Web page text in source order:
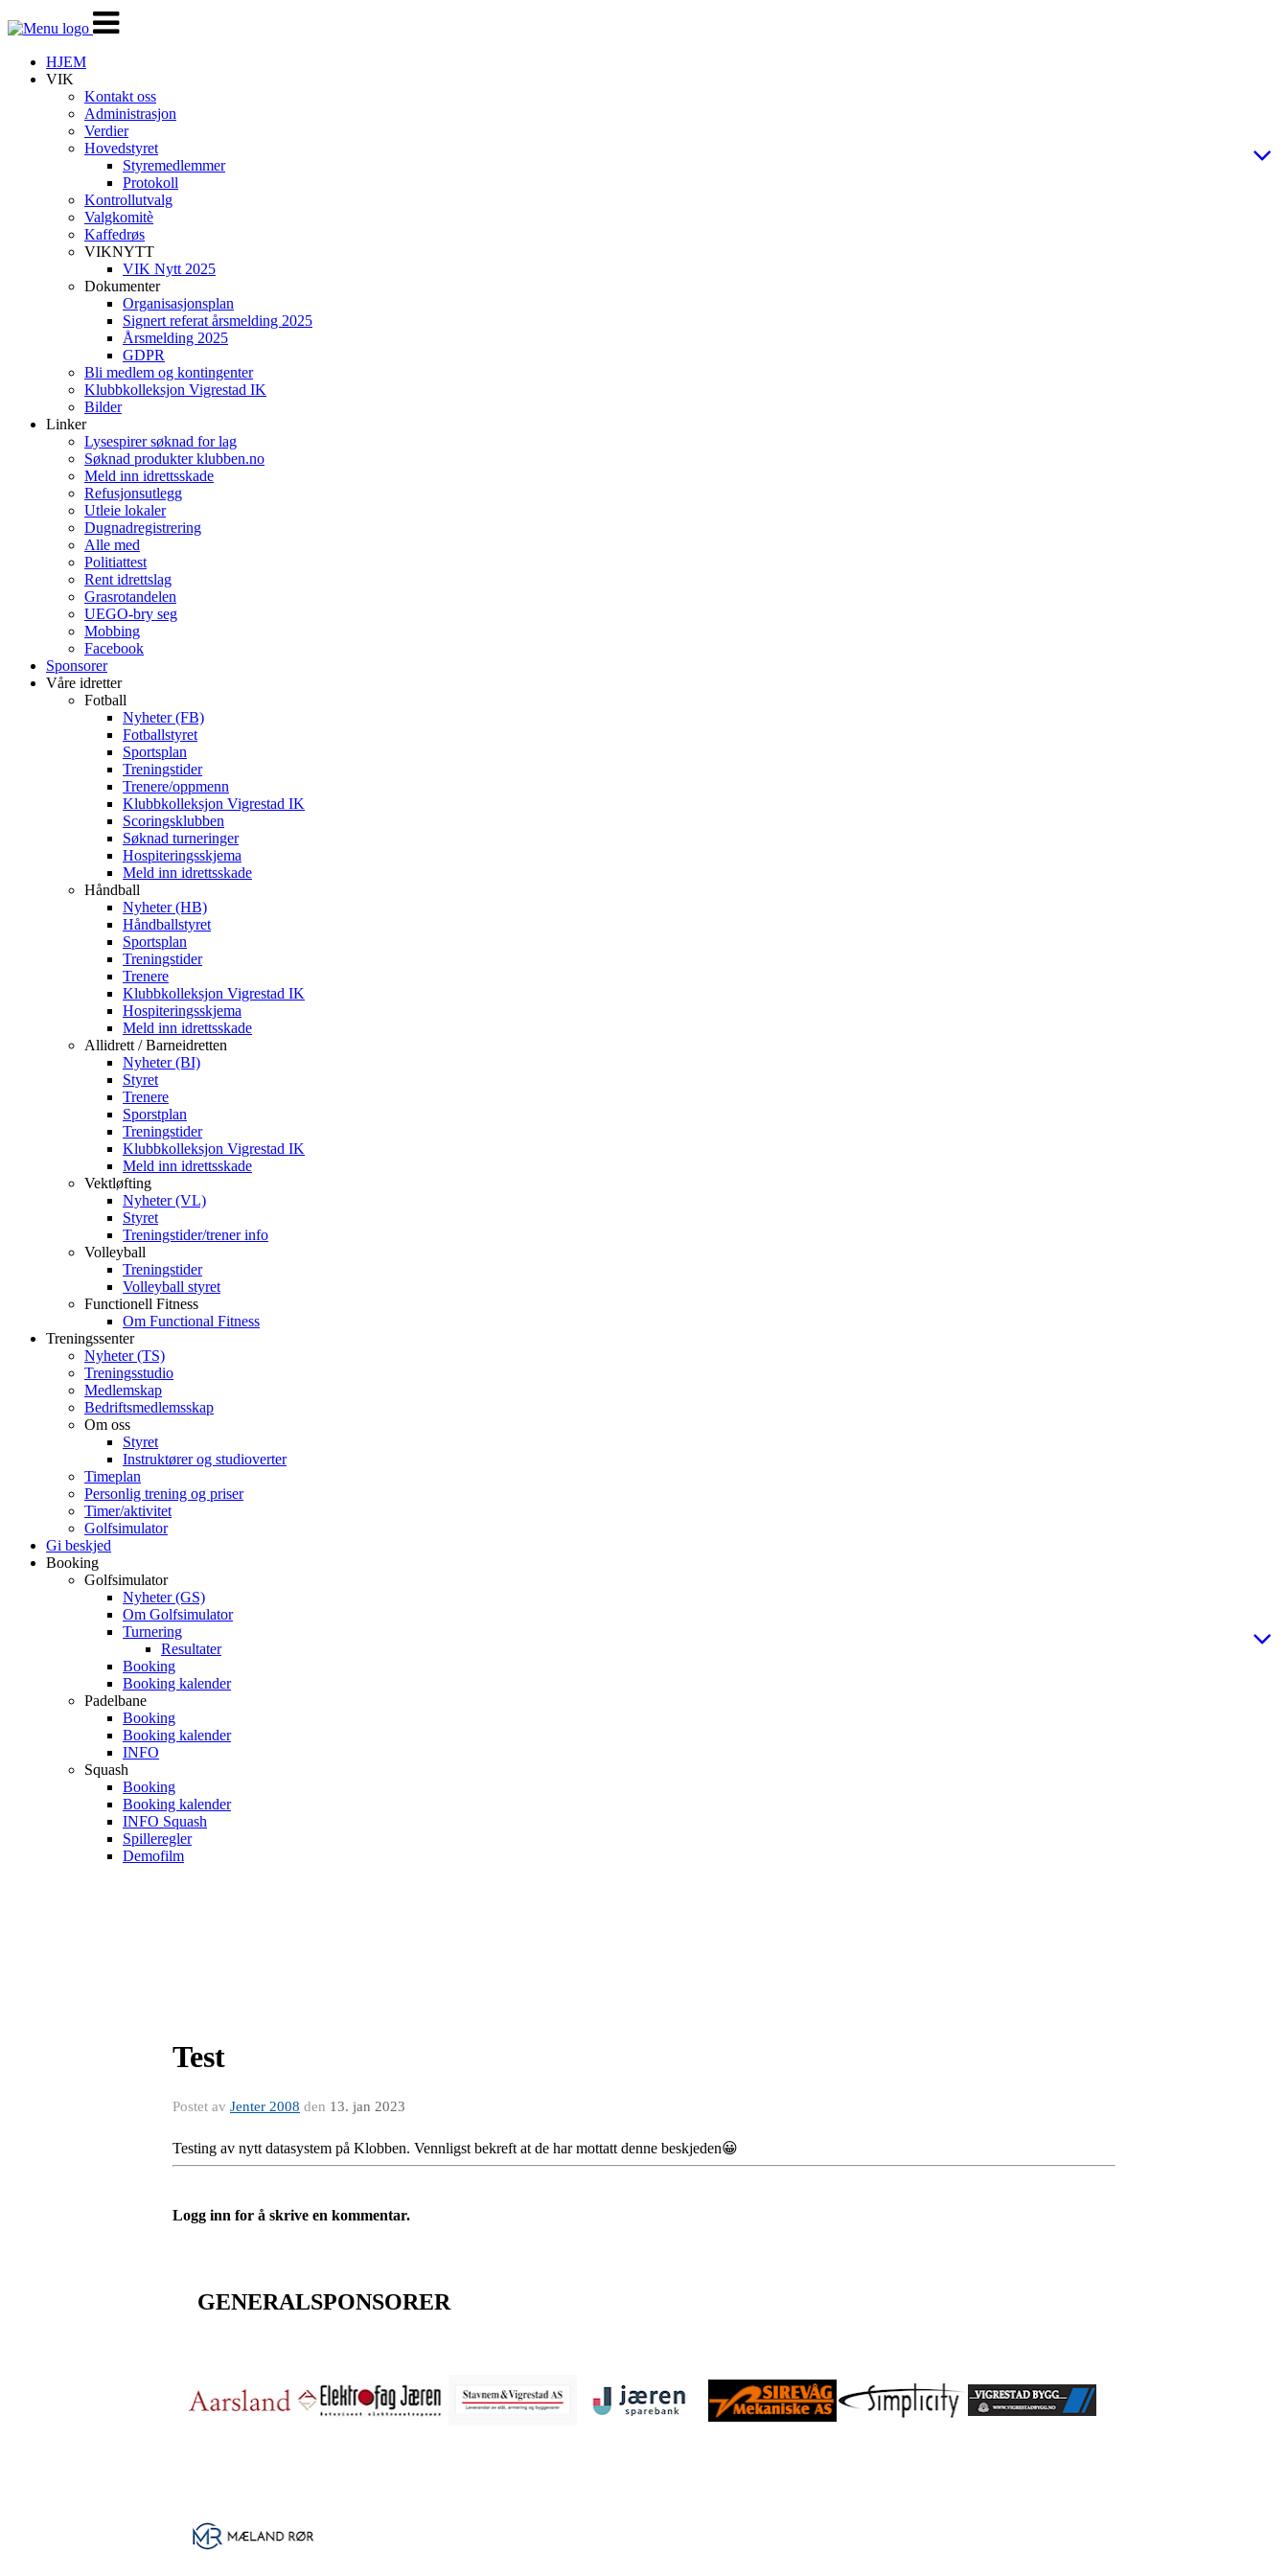
Veksle
navigasjon
HJEM
VIK
Kontakt oss
Administrasjon
Verdier
Hovedstyret
Styremedlemmer
Protokoll
Kontrollutvalg
Valgkomitè
Kaffedrøs
VIKNYTT
VIK Nytt 2025
Dokumenter
Organisasjonsplan
Signert referat årsmelding 2025
Årsmelding 2025
GDPR
Bli medlem og kontingenter
Klubbkolleksjon Vigrestad IK
Bilder
Linker
Lysespirer søknad for lag
Søknad produkter klubben.no
Meld inn idrettsskade
Refusjonsutlegg
Utleie lokaler
Dugnadregistrering
Alle med
Politiattest
Rent idrettslag
Grasrotandelen
UEGO-bry seg
Mobbing
Facebook
Sponsorer
Våre idretter
Fotball
Nyheter (FB)
Fotballstyret
Sportsplan
Treningstider
Trenere/oppmenn
Klubbkolleksjon Vigrestad IK
Scoringsklubben
Søknad turneringer
Hospiteringsskjema
Meld inn idrettsskade
Håndball
Nyheter (HB)
Håndballstyret
Sportsplan
Treningstider
Trenere
Klubbkolleksjon Vigrestad IK
Hospiteringsskjema
Meld inn idrettsskade
Allidrett / Barneidretten
Nyheter (BI)
Styret
Trenere
Sporstplan
Treningstider
Klubbkolleksjon Vigrestad IK
Meld inn idrettsskade
Vektløfting
Nyheter (VL)
Styret
Treningstider/trener info
Volleyball
Treningstider
Volleyball styret
Functionell Fitness
Om Functional Fitness
Treningssenter
Nyheter (TS)
Treningsstudio
Medlemskap
Bedriftsmedlemsskap
Om oss
Styret
Instruktører og studioverter
Timeplan
Personlig trening og priser
Timer/aktivitet
Golfsimulator
Gi beskjed
Booking
Golfsimulator
Nyheter (GS)
Om Golfsimulator
Turnering
Resultater
Booking
Booking kalender
Padelbane
Booking
Booking kalender
INFO
Squash
Booking
Booking kalender
INFO Squash
Spilleregler
Demofilm
Test
Postet av Jenter 2008 den 13. jan 2023
Testing av nytt datasystem på Klobben. Vennligst bekreft at de har mottatt denne beskjeden😀
Logg inn for å skrive en kommentar.
GENERALSPONSORER